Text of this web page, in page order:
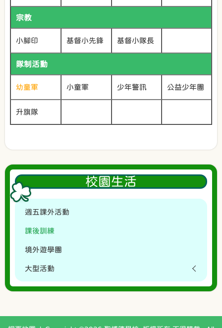
宗教
小腳印 基督小先鋒 基督小隊長
隊制活動
幼童軍 小童軍 少年警訊 公益少年團
升旗隊
校園生活
週五課外活動
課後訓練
境外遊學團
大型活動